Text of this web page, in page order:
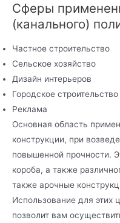
Сферы
(канального)
Частное строительство
Сельское хозяйство
Дизайн интерьеров
Городское строительство
Реклама
Основная область
конструкции, при
повышенной прочности.
короба, а также
также арочные
Использование для этих
позволит вам